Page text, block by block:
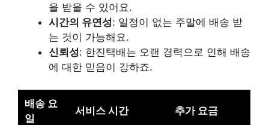
을 받을 수 있어요.
시간의 유연성: 일정이 없는 주말에 배송 받
는 것이 가능해요.
신뢰성: 한진택배는 오랜 경력으로 인해 배송
에 대한 믿음이 강하죠.
배송 요
일
서비스 시간 추가 요금